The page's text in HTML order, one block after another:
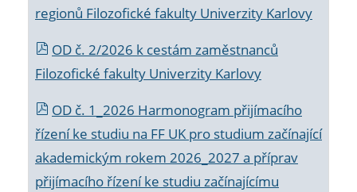
regionů Filozofické fakulty Univerzity Karlovy
OD č. 2/2026 k cestám zaměstnanců
Filozofické fakulty Univerzity Karlovy
OD č. 1_2026 Harmonogram přijímacího
řízení ke studiu na FF UK pro studium začínající
akademickým rokem 2026_2027 a příprav
přijímacího řízení ke studiu začínajícímu